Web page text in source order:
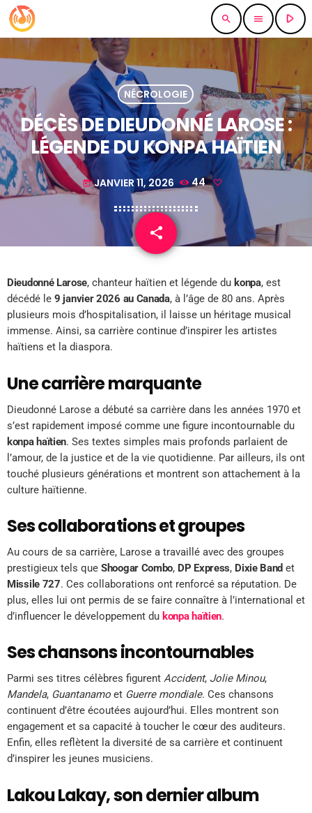
search menu play_arrow
NÉCROLOGIE
DÉCÈS DE DIEUDONNÉ LAROSE :
LÉGENDE DU KONPA HAÏTIEN
today JANVIER 11, 2026 44
share
email
Dieudonné Larose, chanteur haïtien et légende du konpa, est
décédé le 9 janvier 2026 au Canada, à l’âge de 80 ans. Après
plusieurs mois d’hospitalisation, il laisse un héritage musical
immense. Ainsi, sa carrière continue d’inspirer les artistes
haïtiens et la diaspora.
Une carrière marquante
Dieudonné Larose a débuté sa carrière dans les années 1970 et
s’est rapidement imposé comme une figure incontournable du
konpa haïtien. Ses textes simples mais profonds parlaient de
l’amour, de la justice et de la vie quotidienne. Par ailleurs, ils ont
touché plusieurs générations et montrent son attachement à la
culture haïtienne.
Ses collaborations et groupes
Au cours de sa carrière, Larose a travaillé avec des groupes
prestigieux tels que Shoogar Combo, DP Express, Dixie Band et
Missile 727. Ces collaborations ont renforcé sa réputation. De
plus, elles lui ont permis de se faire connaître à l’international et
d’influencer le développement du konpa haïtien.
Ses chansons incontournables
Parmi ses titres célèbres figurent Accident, Jolie Minou,
Mandela, Guantanamo et Guerre mondiale. Ces chansons
continuent d’être écoutées aujourd’hui. Elles montrent son
engagement et sa capacité à toucher le cœur des auditeurs.
Enfin, elles reflètent la diversité de sa carrière et continuent
d’inspirer les jeunes musiciens.
Lakou Lakay, son dernier album